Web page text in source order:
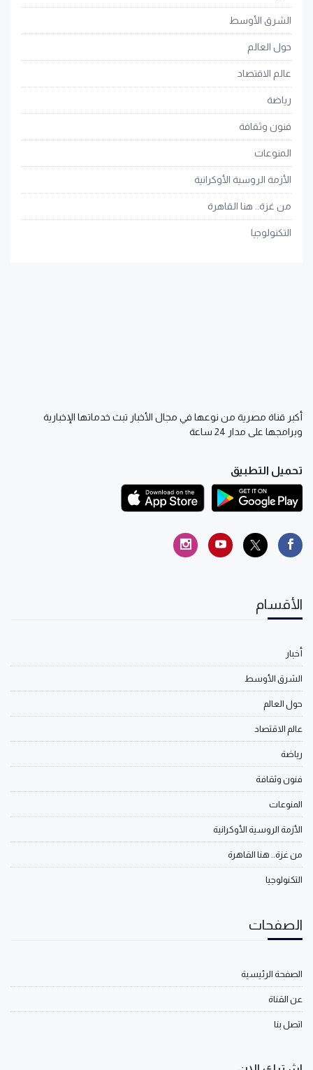
الشرق الأوسط
حول العالم
عالم الاقتصاد
رياضة
فنون وثقافة
المنوعات
الأزمة الروسية الأوكرانية
من غزة.. هنا القاهرة
التكنولوجيا
أكبر قناة مصرية من نوعها في مجال الأخبار تبث خدماتها الإخبارية
وبرامجها على مدار 24 ساعة
تحميل التطبيق
الأقسام
أخبار
الشرق الأوسط
حول العالم
عالم الاقتصاد
رياضة
فنون وثقافة
المنوعات
الأزمة الروسية الأوكرانية
من غزة.. هنا القاهرة
التكنولوجيا
الصفحات
الصفحة الرئيسية
عن القناة
اتصل بنا